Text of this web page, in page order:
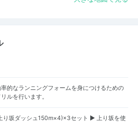
的なランニングフォームを身につけるための
リルを行います。
り坂ダッシュ150m×4)×3セット ▶︎ 上り坂を使